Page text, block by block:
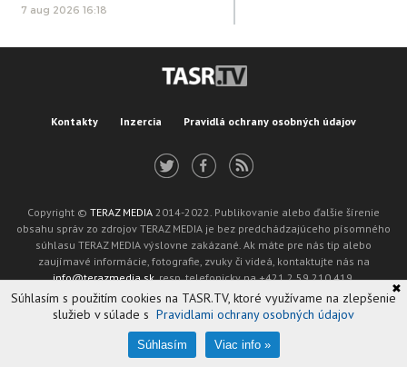
7 aug 2026 16:18
Kontakty Inzercia Pravidlá ochrany osobných údajov
Copyright © TERAZ MEDIA 2014-2022. Publikovanie alebo ďalšie šírenie
obsahu správ zo zdrojov TERAZ MEDIA je bez predchádzajúceho písomného
súhlasu TERAZ MEDIA výslovne zakázané. Ak máte pre nás tip alebo
zaujímavé informácie, fotografie, zvuky či videá, kontaktujte nás na
info@terazmedia.sk, resp. telefonicky na +421 2 59 210 419.
Žiadosť o zverejnenie opravy v zmysle zákona o publikáciách je možné zaslať
na adresu oprava@tasr.sk.
Oznámenie prevádzkovateľa podľa § 11a zákona č. 265/2022 Z. z.
Súhlasím s použitím cookies na TASR.TV, ktoré využívame na zlepšenie
služieb v súlade s Pravidlami ochrany osobných údajov
Súhlasím Viac info »
✖